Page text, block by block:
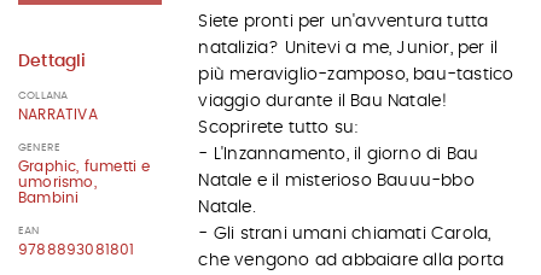
Dettagli
COLLANA
NARRATIVA
GENERE
Graphic, fumetti e
umorismo,
Bambini
EAN
9788893081801
Siete pronti per un'avventura tutta
natalizia? Unitevi a me, Junior, per il
più meraviglio-zamposo, bau-tastico
viaggio durante il Bau Natale!
Scoprirete tutto su:
- L'Inzannamento, il giorno di Bau
Natale e il misterioso Bauuu-bbo
Natale.
- Gli strani umani chiamati Carola,
che vengono ad abbaiare alla porta